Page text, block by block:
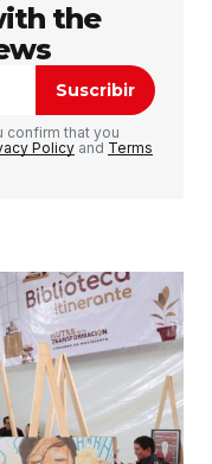
no será
están
y sitio
próxima vez que
the
Suscribir
confirm that you
Policy and Terms